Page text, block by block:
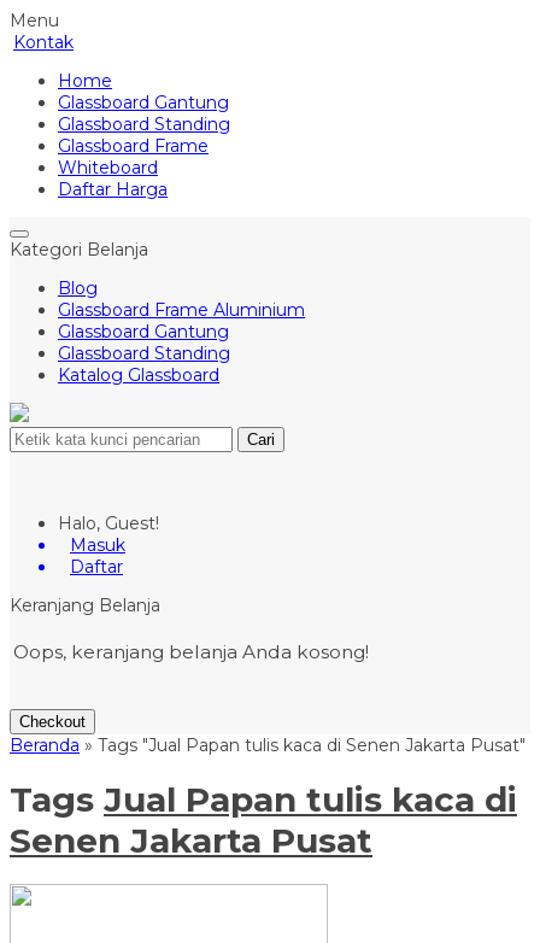
Menu
Kontak
Home
Glassboard Gantung
Glassboard Standing
Glassboard Frame
Whiteboard
Daftar Harga
Kategori Belanja
Blog
Glassboard Frame Aluminium
Glassboard Gantung
Glassboard Standing
Katalog Glassboard
Cari
Halo, Guest!
Masuk
Daftar
Keranjang Belanja
Oops, keranjang belanja Anda kosong!
Checkout
Beranda » Tags "Jual Papan tulis kaca di Senen Jakarta Pusat"
Tags Jual Papan tulis kaca di
Senen Jakarta Pusat